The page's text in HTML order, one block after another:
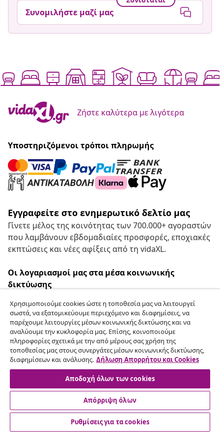
Συνομιλήστε μαζί μας
Ζήστε καλύτερα με λιγότερα
Υποστηριζόμενοι τρόποι πληρωμής
Εγγραφείτε στο ενημερωτικό δελτίο μας
Γίνετε μέλος της κοινότητας των 700.000+ αγοραστών
που λαμβάνουν εβδομαδιαίες προσφορές, εποχιακές
εκπτώσεις και νέες αφίξεις από τη vidaXL.
Οι λογαριασμοί μας στα μέσα κοινωνικής
δικτύωσης
Υπαναχώρηση από τη σύμβαση
Υποβάλετε αίτημα υπαναχώρησης για την
παραγγελία σας.
Υπαναχώρηση από τη σύμβαση
Εξυπηρέτηση πελατών
Χρησιμοποιούμε cookies ώστε η τοποθεσία μας να λειτουργεί
σωστά, να εξατομικεύουμε περιεχόμενο και διαφημίσεις, να
παρέχουμε λειτουργίες μέσων κοινωνικής δικτύωσης και να
αναλύουμε την κυκλοφορία μας. Επίσης, κοινοποιούμε
πληροφορίες σχετικά με την από μέρους σας χρήση της
τοποθεσίας μας στους συνεργάτες μέσων κοινωνικής δικτύωσης,
διαφημίσεων και ανάλυσης. Δήλωση Απορρήτου και Cookies
Αποδοχή όλων των cookies
Απόρριψη όλων
Ρυθμίσεις για τα cookies